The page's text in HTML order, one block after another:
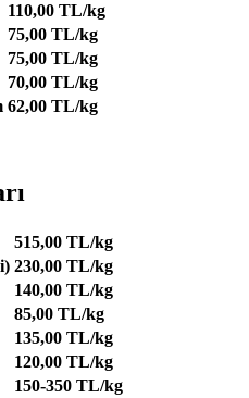
110,00 TL/kg
75,00 TL/kg
75,00 TL/kg
70,00 TL/kg
62,00 TL/kg
515,00 TL/kg
230,00 TL/kg
140,00 TL/kg
85,00 TL/kg
135,00 TL/kg
120,00 TL/kg
150-350 TL/kg